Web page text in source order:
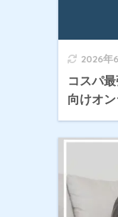
2026年
コスパ
向けオン